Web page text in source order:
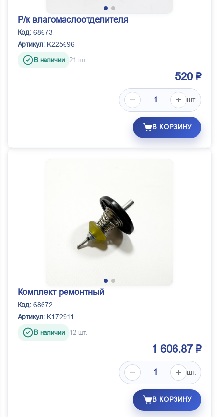
Р/к влагомаслоотделителя
Код: 68673
Артикул: K225696
В наличии 21 шт.
520 ₽
шт.
В КОРЗИНУ
Комплект ремонтный
Код: 68672
Артикул: K172911
В наличии 12 шт.
1 606.87 ₽
шт.
В КОРЗИНУ